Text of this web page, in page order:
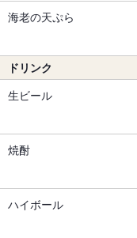
海老の天ぷら
ドリンク
生ビール
焼酎
ハイボール